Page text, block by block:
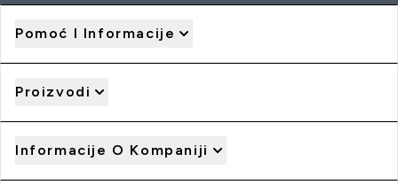
Pomoć I Informacije
Proizvodi
Informacije O Kompaniji